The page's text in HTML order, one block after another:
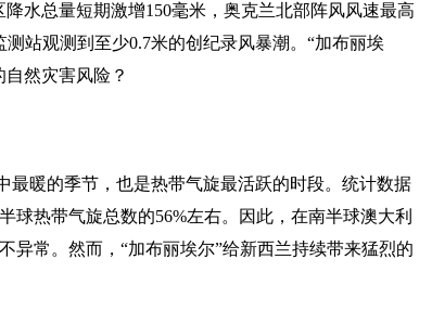
水总量短期激增150毫米，奥克兰北部阵风风速最高
站观测到至少0.7米的创纪录风暴潮。“加布丽埃
然灾害风险？
最暖的季节，也是热带气旋最活跃的时段。统计数据
球热带气旋总数的56%左右。因此，在南半球澳大利
异常。然而，“加布丽埃尔”给新西兰持续带来猛烈的